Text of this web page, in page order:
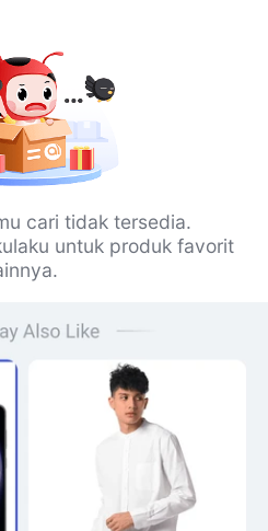
cari tidak tersedia.
untuk produk favorit